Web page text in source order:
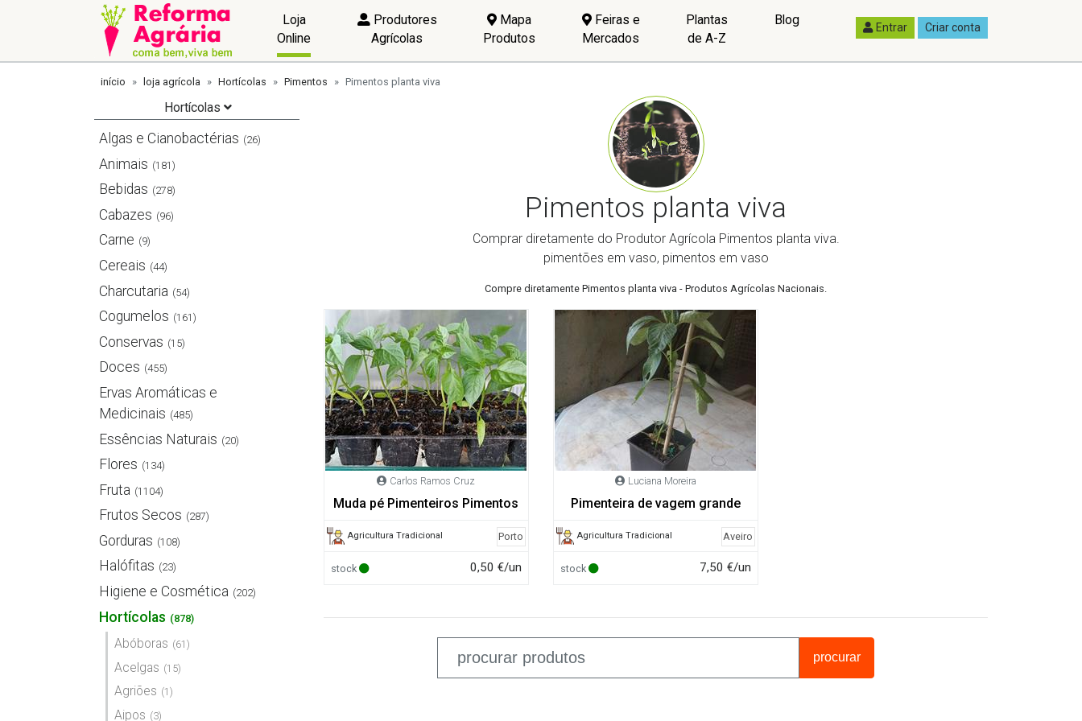
Loja
Online
Produtores
Agrícolas
Mapa
Produtos
Feiras e
Mercados
Plantas
de A-Z
Blog Entrar Criar conta
início loja agrícola Hortícolas Pimentos Pimentos planta viva
Hortícolas
Algas e Cianobactérias (26)
Animais (181)
Bebidas (278)
Cabazes (96)
Carne (9)
Cereais (44)
Charcutaria (54)
Cogumelos (161)
Conservas (15)
Doces (455)
Ervas Aromáticas e
Medicinais (485)
Essências Naturais (20)
Flores (134)
Fruta (1104)
Frutos Secos (287)
Gorduras (108)
Halófitas (23)
Higiene e Cosmética (202)
Hortícolas (878)
Abóboras (61)
Acelgas (15)
Agriões (1)
Aipos (3)
Pimentos planta viva
Comprar diretamente do Produtor Agrícola Pimentos planta viva.
pimentões em vaso, pimentos em vaso
Compre diretamente Pimentos planta viva - Produtos Agrícolas Nacionais.
Carlos Ramos Cruz
Muda pé Pimenteiros Pimentos
Agricultura Tradicional Porto
stock 0,50 €/un
Luciana Moreira
Pimenteira de vagem grande
Agricultura Tradicional Aveiro
stock 7,50 €/un
procurar